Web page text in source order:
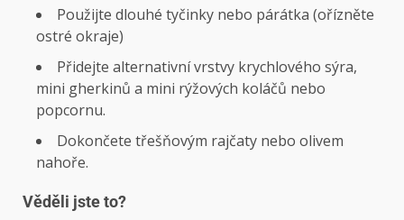
Použijte dlouhé tyčinky nebo párátka (ořízněte
ostré okraje)
Přidejte alternativní vrstvy krychlového sýra,
mini gherkinů a mini rýžových koláčů nebo
popcornu.
Dokončete třešňovým rajčaty nebo olivem
nahoře.
Věděli jste to?